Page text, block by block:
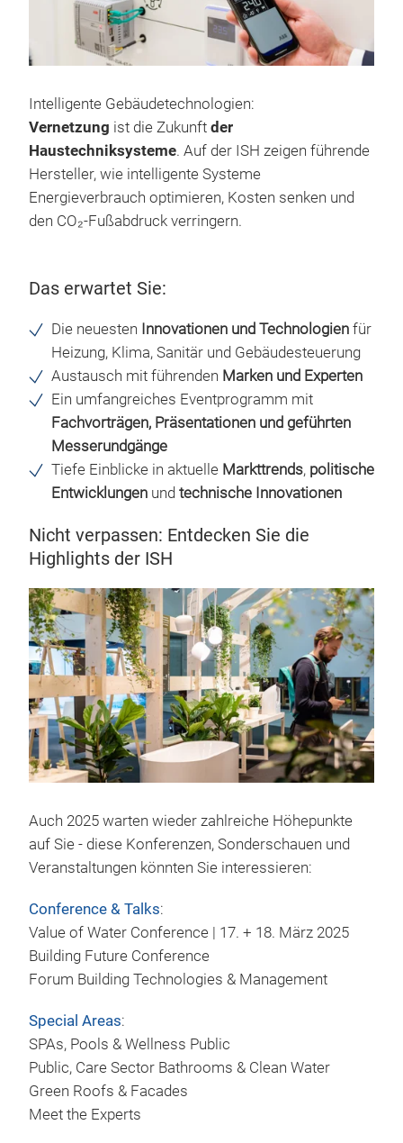
Intelligente Gebäudetechnologien:
Vernetzung ist die Zukunft der
Haustechniksysteme. Auf der ISH zeigen führende
Hersteller, wie intelligente Systeme
Energieverbrauch optimieren, Kosten senken und
den CO₂-Fußabdruck verringern.
Das erwartet Sie:
Die neuesten Innovationen und Technologien für
Heizung, Klima, Sanitär und Gebäudesteuerung
Austausch mit führenden Marken und Experten
Ein umfangreiches Eventprogramm mit
Fachvorträgen, Präsentationen und geführten
Messerundgänge
Tiefe Einblicke in aktuelle Markttrends, politische
Entwicklungen und technische Innovationen
Nicht verpassen: Entdecken Sie die
Highlights der ISH
Auch 2025 warten wieder zahlreiche Höhepunkte
auf Sie - diese Konferenzen, Sonderschauen und
Veranstaltungen könnten Sie interessieren:
Conference & Talks:
Value of Water Conference | 17. + 18. März 2025
Building Future Conference
Forum Building Technologies & Management
Special Areas:
SPAs, Pools & Wellness Public
Public, Care Sector Bathrooms & Clean Water
Green Roofs & Facades
Meet the Experts